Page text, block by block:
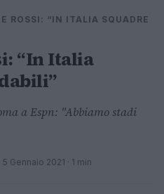
⌕ ×
ROSSI: “IN ITALIA SQUADRE
“In Italia
a Espn: "Abbiamo stadi
5 Gennaio 2021 · 1 min